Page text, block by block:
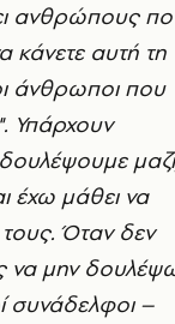
ανθρώπους
κάνετε αυτή τη
άνθρωποι που
Υπάρχουν
έχω μάθει να
Όταν δεν
να μην
συνάδελφοι –